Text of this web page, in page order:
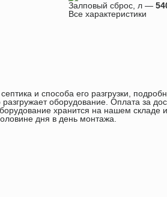
Залповый сброс, л —
Все характеристики
и способа его разгрузки,
оборудование. Оплата за
хранится на нашем складе
дня в день монтажа.